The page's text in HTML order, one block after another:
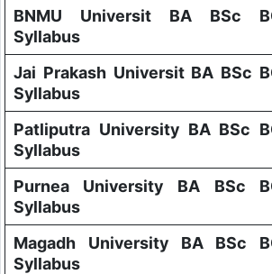
BNMU Universit BA BSc
Syllabus
Jai Prakash Universit BA BSc
Syllabus
Patliputra University BA BSc
Syllabus
Purnea University BA BSc
Syllabus
Magadh University BA BSc
Syllabus